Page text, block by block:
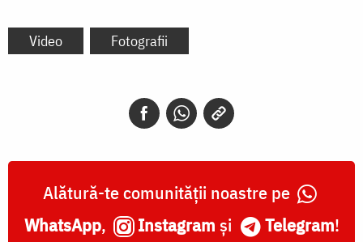
Video Fotografii
Alătură-te comunității noastre pe
WhatsApp, Instagram și Telegram!